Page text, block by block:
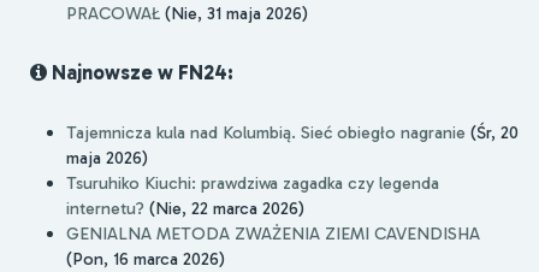
PRACOWAŁ (Nie, 31 maja 2026)
Najnowsze w FN24:
Tajemnicza kula nad Kolumbią. Sieć obiegło nagranie (Śr, 20
maja 2026)
Tsuruhiko Kiuchi: prawdziwa zagadka czy legenda
internetu? (Nie, 22 marca 2026)
GENIALNA METODA ZWAŻENIA ZIEMI CAVENDISHA
(Pon, 16 marca 2026)